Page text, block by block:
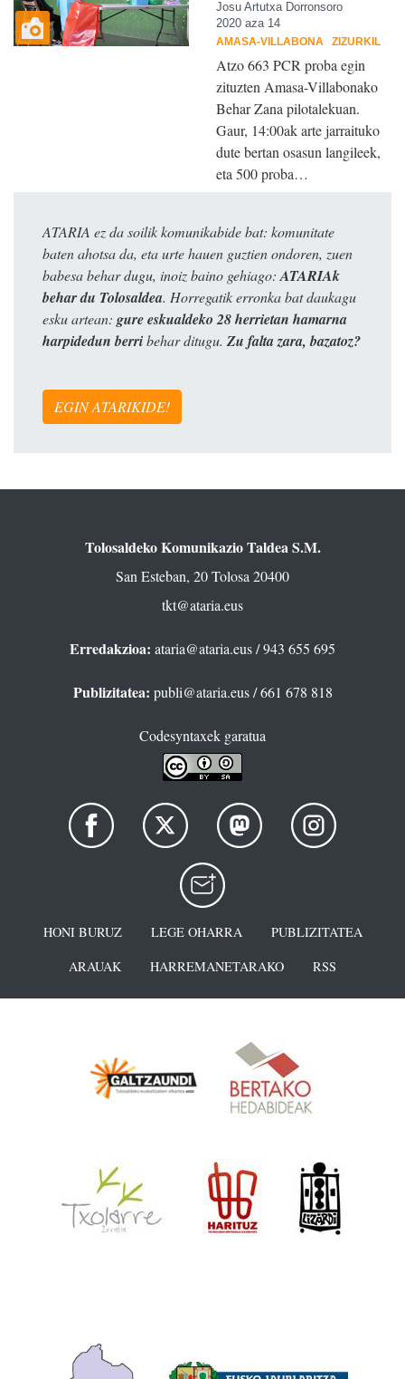
Josu Artutxa Dorronsoro
2020 aza 14
AMASA-VILLABONA ZIZURKIL
Atzo 663 PCR proba egin
zituzten Amasa-Villabonako
Behar Zana pilotalekuan.
Gaur, 14:00ak arte jarraituko
dute bertan osasun langileek,
eta 500 proba…
ATARIA ez da soilik komunikabide bat: komunitate
baten ahotsa da, eta urte hauen guztien ondoren, zuen
babesa behar dugu, inoiz baino gehiago: ATARIAk
behar du Tolosaldea. Horregatik erronka bat daukagu
esku artean: gure eskualdeko 28 herrietan hamarna
harpidedun berribehar ditugu. Zu falta zara, bazatoz?
EGIN ATARIKIDE!
Tolosaldeko Komunikazio Taldea S.M.
San Esteban, 20 Tolosa 20400
tkt@ataria.eus
Erredakzioa: ataria@ataria.eus/ 943 655 695
Publizitatea: publi@ataria.eus/ 661 678 818
Codesyntaxek garatua
HONI BURUZ LEGE OHARRA
PUBLIZITATEA
ARAUAK
HARREMANETARAKO RSS